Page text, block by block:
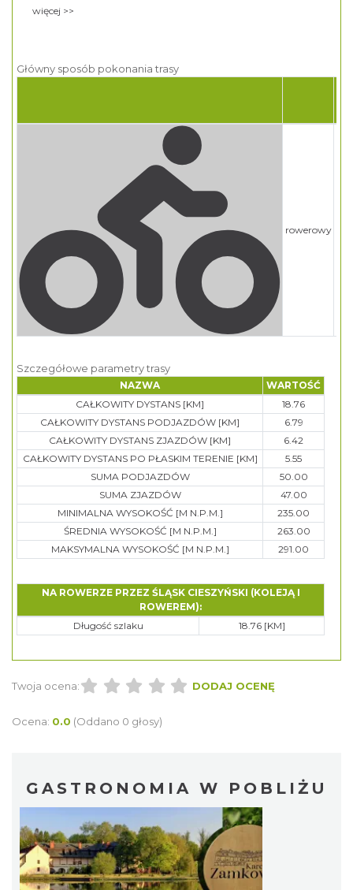
więcej >>
Główny sposób pokonania trasy
rowerowy
Szczegółowe parametry trasy
NAZWA
WARTOŚĆ
CAŁKOWITY DYSTANS [KM]
18.76
CAŁKOWITY DYSTANS PODJAZDÓW [KM]
6.79
CAŁKOWITY DYSTANS ZJAZDÓW [KM]
6.42
CAŁKOWITY DYSTANS PO PŁASKIM TERENIE [KM]
5.55
SUMA PODJAZDÓW
50.00
SUMA ZJAZDÓW
47.00
MINIMALNA WYSOKOŚĆ [M N.P.M.]
235.00
ŚREDNIA WYSOKOŚĆ [M N.P.M.]
263.00
MAKSYMALNA WYSOKOŚĆ [M N.P.M.]
291.00
NA ROWERZE PRZEZ ŚLĄSK CIESZYŃSKI (KOLEJĄ I
ROWEREM):
Długość szlaku
18.76 [KM]
Twoja ocena: DODAJ OCENĘ
Ocena: 0.0 (Oddano 0 głosy)
GASTRONOMIA W POBLIŻU